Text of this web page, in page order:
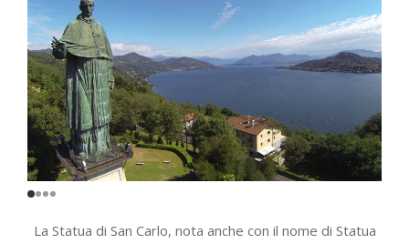
La Statua di San Carlo, nota anche con il nome di Statua